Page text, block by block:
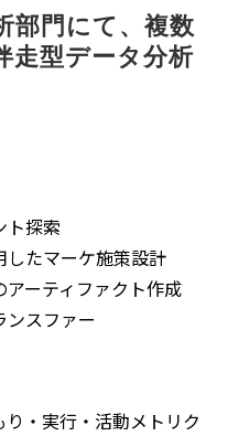
部門にて、複数
走型データ分析
ト探索
したマーケ施策設計
ーティファクト作成
ンスファー
・実行・活動メトリク